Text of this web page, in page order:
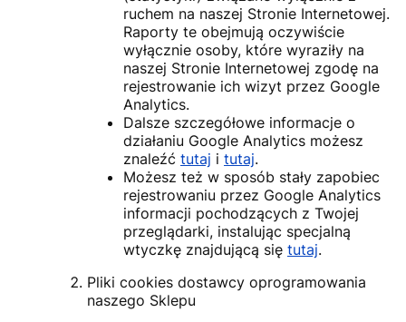
ruchem na naszej Stronie Internetowej.
Raporty te obejmują oczywiście
wyłącznie osoby, które wyraziły na
naszej Stronie Internetowej zgodę na
rejestrowanie ich wizyt przez Google
Analytics.
Dalsze szczegółowe informacje o
działaniu Google Analytics możesz
znaleźć tutaj i tutaj.
Możesz też w sposób stały zapobiec
rejestrowaniu przez Google Analytics
informacji pochodzących z Twojej
przeglądarki, instalując specjalną
wtyczkę znajdującą się tutaj.
Pliki cookies dostawcy oprogramowania
naszego Sklepu